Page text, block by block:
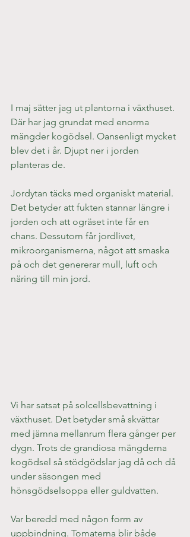
I maj sätter jag ut plantorna i växthuset.
Där har jag grundat med enorma
mängder kogödsel. Oansenligt mycket
blev det i år. Djupt ner i jorden
planteras de.
Jordytan täcks med organiskt material.
Det betyder att fukten stannar längre i
jorden och att ogräset inte får en
chans. Dessutom får jordlivet,
mikroorganismerna, något att smaska
på och det genererar mull, luft och
näring till min jord.
Vi har satsat på solcellsbevattning i
växthuset. Det betyder små skvättar
med jämna mellanrum flera gånger per
dygn. Trots de grandiosa mängderna
kogödsel så stödgödslar jag då och då
under säsongen med
hönsgödselsoppa eller guldvatten.
Var beredd med någon form av
uppbindning. Tomaterna blir både